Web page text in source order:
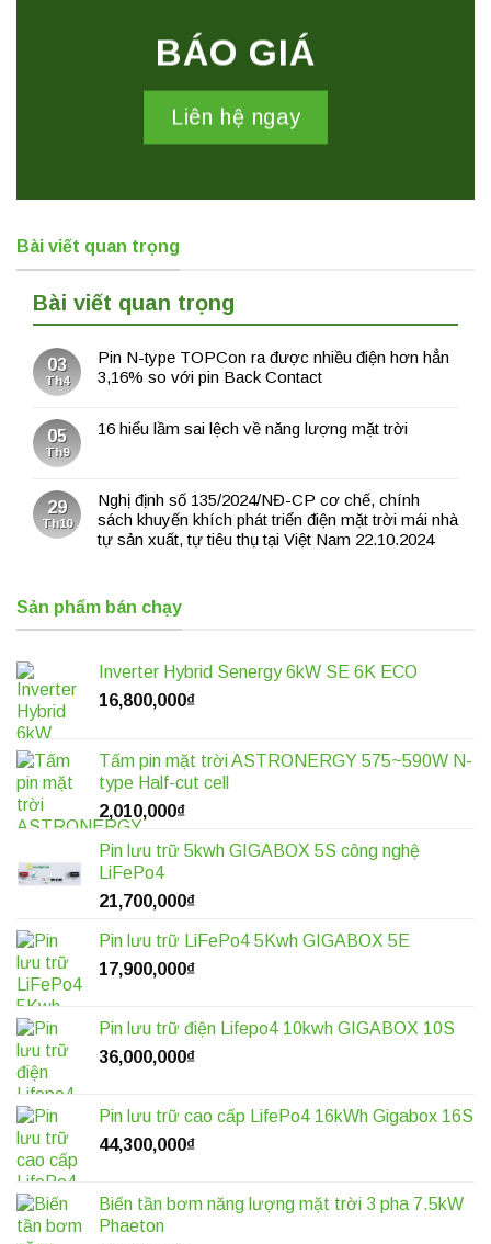
BÁO GIÁ
Liên hệ ngay
Bài viết quan trọng
Bài viết quan trọng
03
Th4
Pin N-type TOPCon ra được nhiều điện hơn hẳn
3,16% so với pin Back Contact
05
Th9
16 hiểu lầm sai lệch về năng lượng mặt trời
29
Th10
Nghị định số 135/2024/NĐ-CP cơ chế, chính
sách khuyến khích phát triển điện mặt trời mái nhà
tự sản xuất, tự tiêu thụ tại Việt Nam 22.10.2024
Sản phẩm bán chạy
Inverter Hybrid Senergy 6kW SE 6K ECO
16,800,000₫
Tấm pin mặt trời ASTRONERGY 575~590W N-
type Half-cut cell
2,010,000₫
Pin lưu trữ 5kwh GIGABOX 5S công nghệ
LiFePo4
21,700,000₫
Pin lưu trữ LiFePo4 5Kwh GIGABOX 5E
17,900,000₫
Pin lưu trữ điện Lifepo4 10kwh GIGABOX 10S
36,000,000₫
Pin lưu trữ cao cấp LifePo4 16kWh Gigabox 16S
44,300,000₫
Biến tần bơm năng lượng mặt trời 3 pha 7.5kW
Phaeton